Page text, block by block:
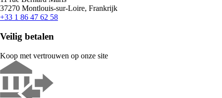
37270 Montlouis-sur-Loire, Frankrijk
+33 1 86 47 62 58
Veilig betalen
Koop met vertrouwen op onze site